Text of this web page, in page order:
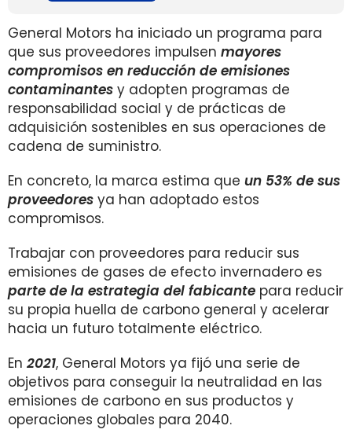
General Motors ha iniciado un programa para
que sus proveedores impulsen mayores
compromisos en reducción de emisiones
contaminantes y adopten programas de
responsabilidad social y de prácticas de
adquisición sostenibles en sus operaciones de
cadena de suministro.
En concreto, la marca estima que un 53% de sus
proveedores ya han adoptado estos
compromisos.
Trabajar con proveedores para reducir sus
emisiones de gases de efecto invernadero es
parte de la estrategia del fabicante para reducir
su propia huella de carbono general y acelerar
hacia un futuro totalmente eléctrico.
En 2021, General Motors ya fijó una serie de
objetivos para conseguir la neutralidad en las
emisiones de carbono en sus productos y
operaciones globales para 2040.